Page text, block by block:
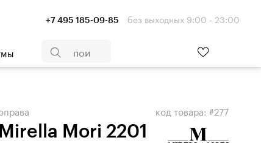
+7 495 185-09-85 без выходных 9:00 - 23:00
Mirella Mori 2201
код товара: #277